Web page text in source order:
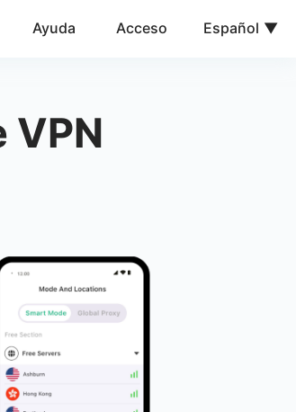
Ayuda Acceso Español
VPN